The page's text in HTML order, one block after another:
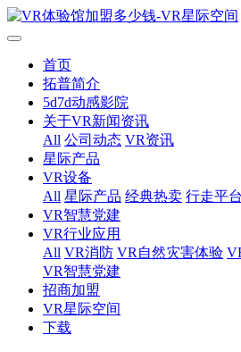
首页
拓普简介
5d7d动感影院
关于VR新闻资讯
All 公司动态 VR资讯
星际产品
VR设备
All 星际产品 经典热卖 行走平台
VR智慧党建
VR行业应用
All VR消防 VR自然灾害体验
VR智慧党建
招商加盟
VR星际空间
下载